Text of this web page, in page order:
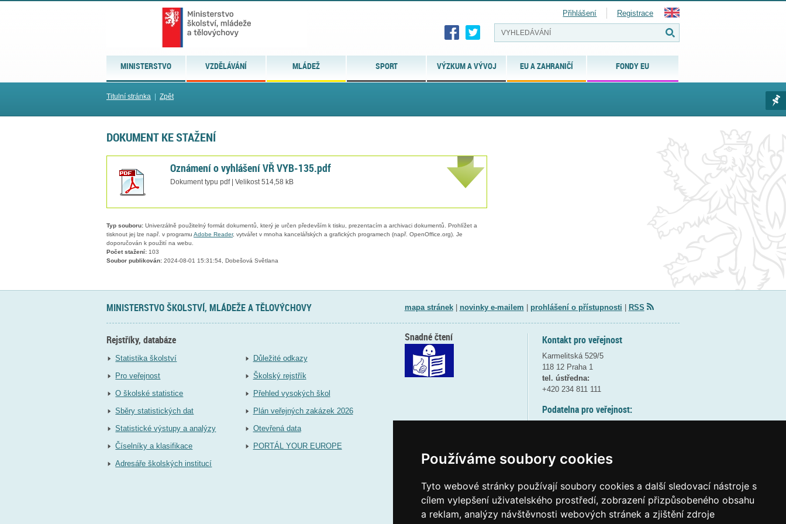
Používáme soubory cookies
Tyto webové stránky používají soubory cookies a další sledovací nástroje s
cílem vylepšení uživatelského prostředí, zobrazení přizpůsobeného obsahu
a reklam, analýzy návštěvnosti webových stránek a zjištění zdroje
MINISTERSTVO VZDĚLÁVÁNÍ MLÁDEŽ SPORT VÝZKUM A VÝVOJ EU A ZAHRANIČÍ FONDY EU
Přihlášení Registrace
Titulní stránka Zpět
DOKUMENT KE STAŽENÍ
Oznámení o vyhlášení VŘ VYB-135.pdf
Dokument typu pdf | Velikost 514,58 kB
Typ souboru: Univerzálně použitelný formát dokumentů, který je určen především k tisku, prezentacím a archivaci dokumentů. Prohlížet a
tisknout jej lze např. v programu Adobe Reader, vytvářet v mnoha kancelářských a grafických programech (např. OpenOffice.org). Je
doporučován k použití na webu.
Počet stažení: 103
Soubor publikován: 2024-08-01 15:31:54, Dobešová Světlana
MINISTERSTVO ŠKOLSTVÍ, MLÁDEŽE A TĚLOVÝCHOVY mapa stránek| novinky e-mailem prohlášení o přístupnosti RSS
Rejstříky, databáze
Statistika školství
Pro veřejnost
O školské statistice
Sběry statistických dat
Statistické výstupy a analýzy
Číselníky a klasifikace
Adresáře školských institucí
Důležité odkazy
Školský rejstřík
Přehled vysokých škol
Plán veřejných zakázek 2026
Otevřená data
PORTÁL YOUR EUROPE
Kontakt pro veřejnost
Karmelitská 529/5
118 12 Praha 1
tel. ústředna:
+420 234 811 111
Podatelna pro veřejnost:
(více informací
Elektronická podatelna:
posta@msmtgov cz
Snadné čtení